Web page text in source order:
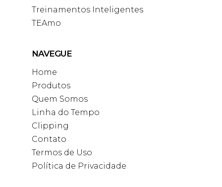
Treinamentos Inteligentes
TEAmo
NAVEGUE
Home
Produtos
Quem Somos
Linha do Tempo
Clipping
Contato
Termos de Uso
Política de Privacidade